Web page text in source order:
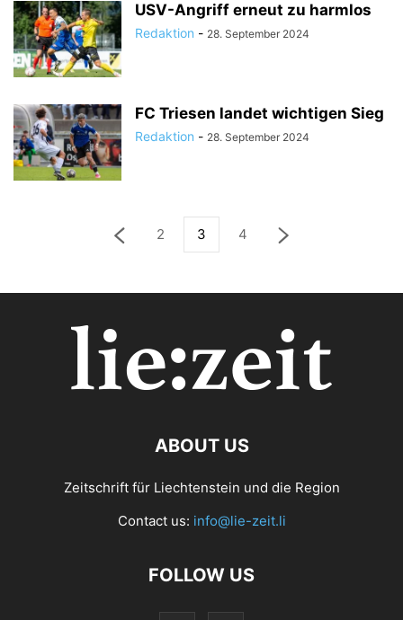
USV-Angriff erneut zu harmlos
Redaktion - 28. September 2024
FC Triesen landet wichtigen Sieg
Redaktion - 28. September 2024
2 3 4
ABOUT US
Zeitschrift für Liechtenstein und die Region
Contact us: info@lie-zeit.li
FOLLOW US